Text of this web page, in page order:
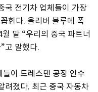
국 전기차 업체들이 가장
힌다. 올리버 블루메 폭
말 “우리의 중국 파트너
고 말했다.
이 드레스덴 공장 인수
려졌다. 최근 중국 자동차